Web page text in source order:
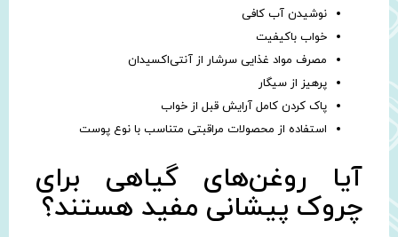
نوشیدن آب کافی
خواب باکیفیت
مصرف مواد غذایی سرشار از آنتی‌اکسیدان
پرهیز از سیگار
پاک کردن کامل آرایش قبل از خواب
استفاده از محصولات مراقبتی متناسب با نوع پوست
آیا روغن‌های گیاهی برای
چروک پیشانی مفید هستند؟